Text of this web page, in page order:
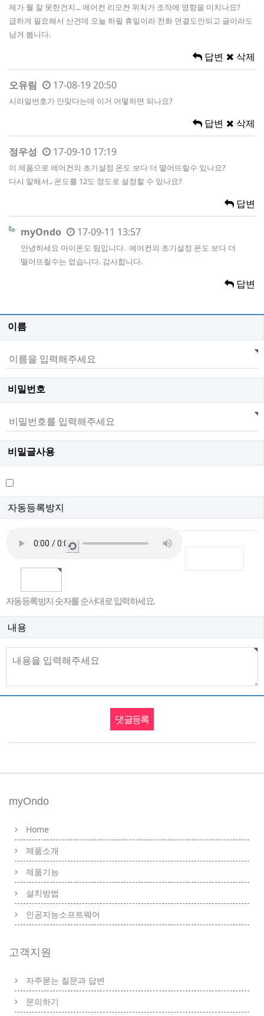
제가 뭘 잘 못한건지... 에어컨 리모컨 위치가 조작에 영향을 미치나요?
급하게 필요해서 산건데 오늘 하필 휴일이라 전화 연결도안되고 글이라도
남겨 봅니다.
답변 삭제
오유림 17-08-19 20:50
시리얼번호가 안맞다는데 이거 어떻하면 되나요?
답변 삭제
정우성 17-09-10 17:19
이 제품으로 에어컨의 초기설정 온도 보다 더 떨어뜨릴수 있나요?
다시 말해서.. 온도를 12도 정도로 설정할 수 있나요?
답변
myOndo 17-09-11 13:57
안녕하세요 마이온도 팀입니다. 에어컨의 초기설정 온도 보다 더
떨어뜨릴수는 없습니다. 감사합니다.
답변
이름
비밀번호
비밀글사용
자동등록방지
새
자동등록방지 숫자를 순서대로 입력하세요.
내용
myOndo
Home
제품소개
제품기능
설치방법
인공지능소프트웨어
고객지원
자주묻는 질문과 답변
문의하기